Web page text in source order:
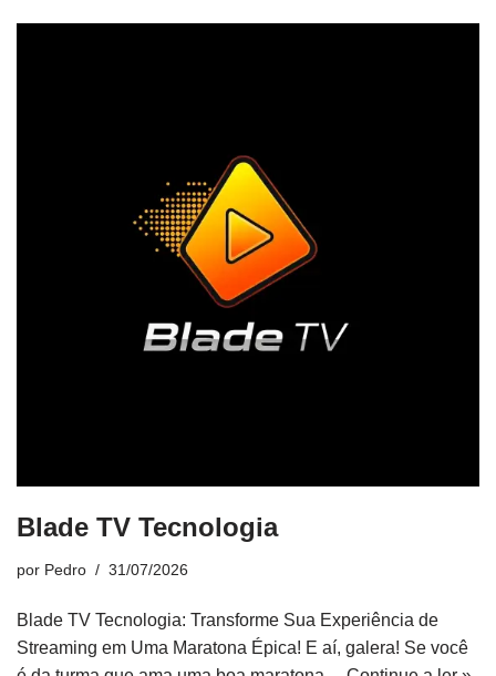
Blade TV Tecnologia
por Pedro 31/07/2026
Blade TV Tecnologia: Transforme Sua Experiência de
Streaming em Uma Maratona Épica! E aí, galera! Se você